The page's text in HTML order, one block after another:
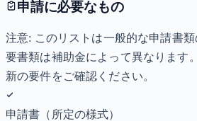
申請に必要なもの
注意: このリストは一般的な申請書
要書類は補助金によって異なります
新の要件をご確認ください。
申請書（所定の様式）